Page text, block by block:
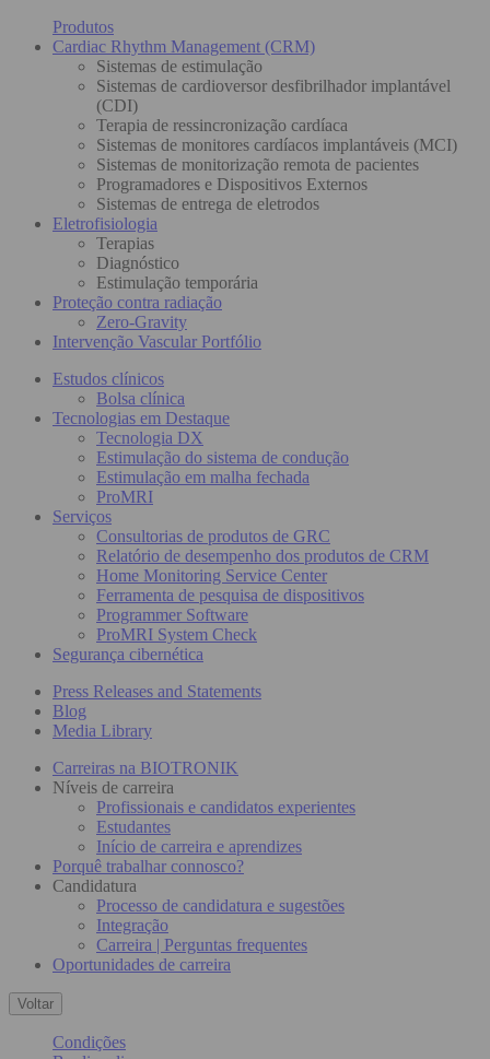
Produtos
Cardiac Rhythm Management (CRM)
Sistemas de estimulação
Sistemas de cardioversor desfibrilhador implantável
(CDI)
Terapia de ressincronização cardíaca
Sistemas de monitores cardíacos implantáveis (MCI)
Sistemas de monitorização remota de pacientes
Programadores e Dispositivos Externos
Sistemas de entrega de eletrodos
Eletrofisiologia
Terapias
Diagnóstico
Estimulação temporária
Proteção contra radiação
Zero-Gravity
Intervenção Vascular Portfólio
Estudos clínicos
Bolsa clínica
Tecnologias em Destaque
Tecnologia DX
Estimulação do sistema de condução
Estimulação em malha fechada
ProMRI
Serviços
Consultorias de produtos de GRC
Relatório de desempenho dos produtos de CRM
Home Monitoring Service Center
Ferramenta de pesquisa de dispositivos
Programmer Software
ProMRI System Check
Segurança cibernética
Press Releases and Statements
Blog
Media Library
Carreiras na BIOTRONIK
Níveis de carreira
Profissionais e candidatos experientes
Estudantes
Início de carreira e aprendizes
Porquê trabalhar connosco?
Candidatura
Processo de candidatura e sugestões
Integração
Carreira | Perguntas frequentes
Oportunidades de carreira
Voltar
Condições